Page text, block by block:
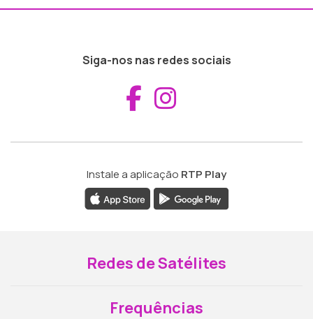
Siga-nos nas redes sociais
Aceder ao
Instale a aplicação RTP Play
Redes de Satélites
Frequências